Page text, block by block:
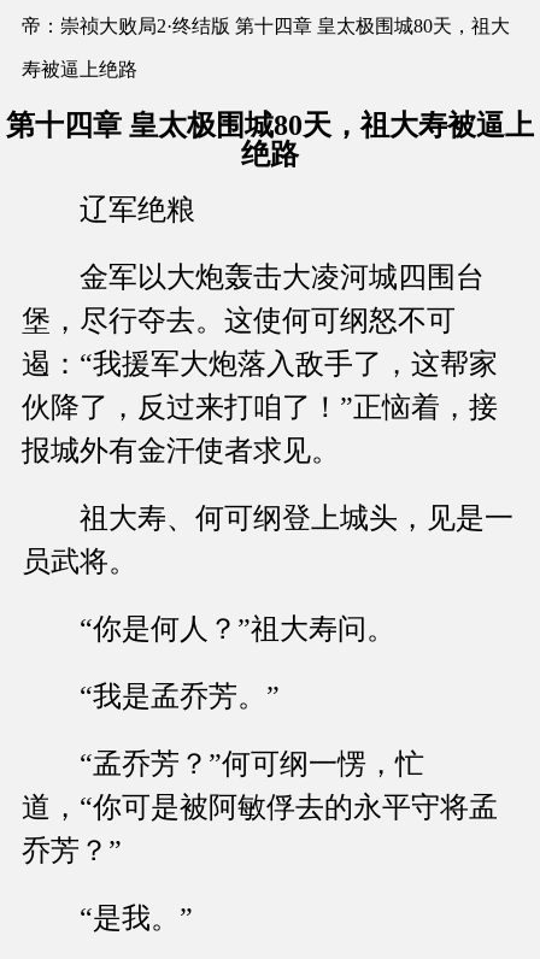
帝：崇祯大败局2·终结版 第十四章 皇太极围城80天，祖大
寿被逼上绝路
第十四章 皇太极围城80天，祖大寿被逼上
绝路
辽军绝粮
金军以大炮轰击大凌河城四围台
堡，尽行夺去。这使何可纲怒不可
遏：“我援军大炮落入敌手了，这帮家
伙降了，反过来打咱了！”正恼着，接
报城外有金汗使者求见。
祖大寿、何可纲登上城头，见是一
员武将。
“你是何人？”祖大寿问。
“我是孟乔芳。”
“孟乔芳？”何可纲一愣，忙
道，“你可是被阿敏俘去的永平守将孟
乔芳？”
“是我。”